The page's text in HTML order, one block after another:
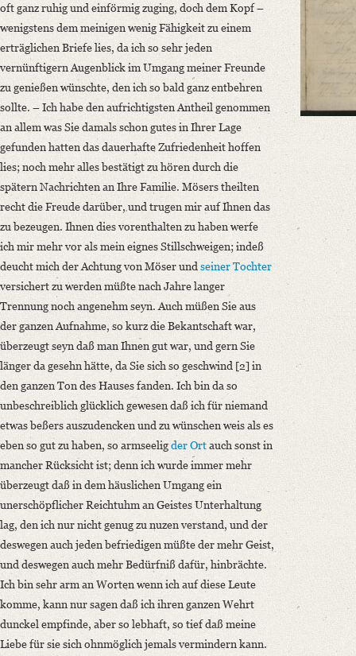
oft ganz ruhig und einförmig zuging, doch dem Kopf –
wenigstens dem meinigen wenig Fähigkeit zu einem
erträglichen Briefe lies, da ich so sehr jeden
vernünftigern Augenblick im Umgang meiner Freunde
zu genießen wünschte, den ich so bald ganz entbehren
sollte. – Ich habe den aufrichtigsten Antheil genommen
an allem was Sie damals schon gutes in Ihrer Lage
gefunden hatten das dauerhafte Zufriedenheit hoffen
lies; noch mehr alles bestätigt zu hören durch die
spätern Nachrichten an Ihre Familie. Mösers theilten
recht die Freude darüber, und trugen mir auf Ihnen das
zu bezeugen. Ihnen dies vorenthalten zu haben werfe
ich mir mehr vor als mein eignes Stillschweigen; indeß
deucht mich der Achtung von Möser und seiner Tochter
versichert zu werden müßte nach Jahre langer
Trennung noch angenehm seyn. Auch müßen Sie aus
der ganzen Aufnahme, so kurz die Bekantschaft war,
überzeugt seyn daß man Ihnen gut war, und gern Sie
länger da gesehn hätte, da Sie sich so geschwind [2] in
den ganzen Ton des Hauses fanden. Ich bin da so
unbeschreiblich glücklich gewesen daß ich für niemand
etwas beßers auszudencken und zu wünschen weis als es
eben so gut zu haben, so armseeligder Ortauch sonst in
mancher Rücksicht ist; denn ich wurde immer mehr
überzeugt daß in dem häuslichen Umgang ein
unerschöpflicher Reichtuhm an Geistes Unterhaltung
lag, den ich nur nicht genug zu nuzen verstand, und der
deswegen auch jeden befriedigen müßte der mehr Geist,
und deswegen auch mehr Bedürfniß dafür, hinbrächte.
Ich bin sehr arm an Worten wenn ich auf diese Leute
komme, kann nur sagen daß ich ihren ganzen Wehrt
dunckel empfinde, aber so lebhaft, so tief daß meine
Liebe für sie sich ohnmöglich jemals vermindern kann.